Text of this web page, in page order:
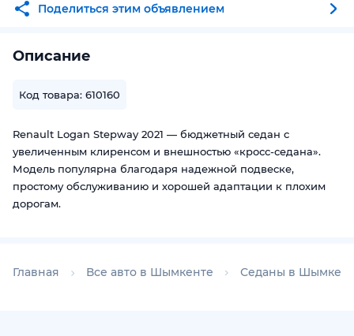
Поделиться этим объявлением
Описание
Код товара: 610160
Renault Logan Stepway 2021 — бюджетный седан с
увеличенным клиренсом и внешностью «кросс-седана».
Модель популярна благодаря надежной подвеске,
простому обслуживанию и хорошей адаптации к плохим
дорогам.
Главная Все авто в Шымкенте Седаны в